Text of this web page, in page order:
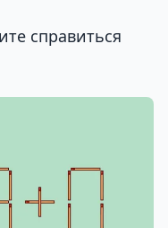
справиться